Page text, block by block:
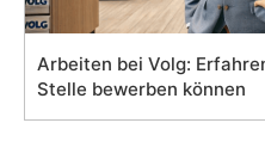
Arbeiten bei Volg:
Stelle bewerben können